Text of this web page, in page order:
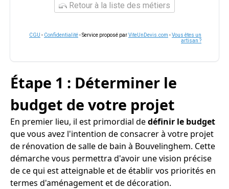
Retour à la liste des métiers
CGU - Confidentialité- Service proposé parViteUnDevis.com -Vous êtes un
artisan ?
Étape 1 : Déterminer le
budget de votre projet
En premier lieu, il est primordial dedéfinir le budget
que vous avez l'intention de consacrer à votre projet
de rénovation de salle de bain à Bouvelinghem. Cette
démarche vous permettra d'avoir une vision précise
de ce qui est atteignable et de établir vos priorités en
termes d'aménagement et de décoration.